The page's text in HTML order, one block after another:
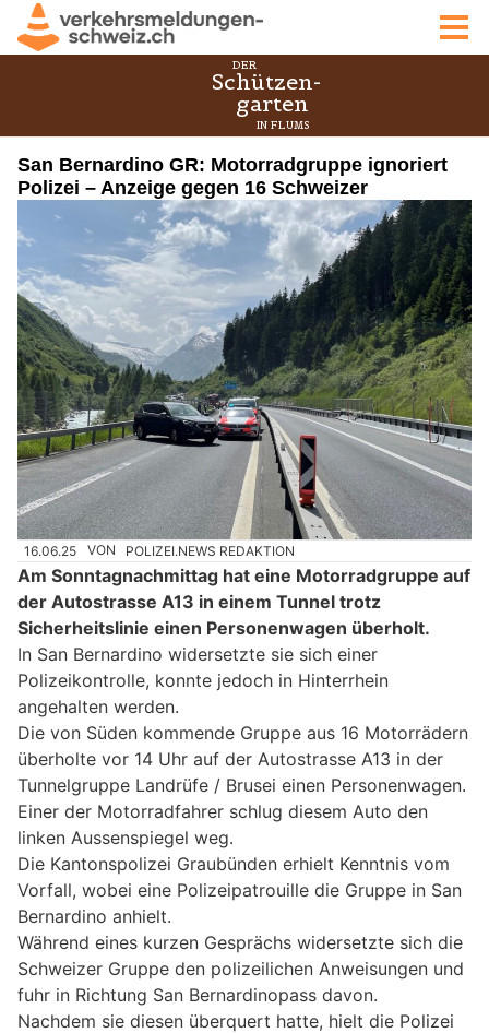
San Bernardino GR: Motorradgruppe ignoriert
Polizei – Anzeige gegen 16 Schweizer
16.06.25 VON POLIZEI.NEWS REDAKTION
Am Sonntagnachmittag hat eine Motorradgruppe auf
der Autostrasse A13 in einem Tunnel trotz
Sicherheitslinie einen Personenwagen überholt.
In San Bernardino widersetzte sie sich einer
Polizeikontrolle, konnte jedoch in Hinterrhein
angehalten werden.
Die von Süden kommende Gruppe aus 16 Motorrädern
überholte vor 14 Uhr auf der Autostrasse A13 in der
Tunnelgruppe Landrüfe / Brusei einen Personenwagen.
Einer der Motorradfahrer schlug diesem Auto den
linken Aussenspiegel weg.
Die Kantonspolizei Graubünden erhielt Kenntnis vom
Vorfall, wobei eine Polizeipatrouille die Gruppe in San
Bernardino anhielt.
Während eines kurzen Gesprächs widersetzte sich die
Schweizer Gruppe den polizeilichen Anweisungen und
fuhr in Richtung San Bernardinopass davon.
Nachdem sie diesen überquert hatte, hielt die Polizei